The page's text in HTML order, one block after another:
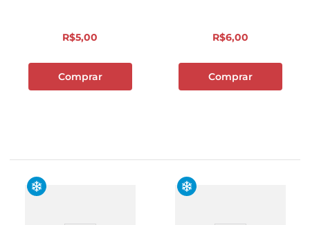
R$5,00
Comprar
R$6,00
Comprar